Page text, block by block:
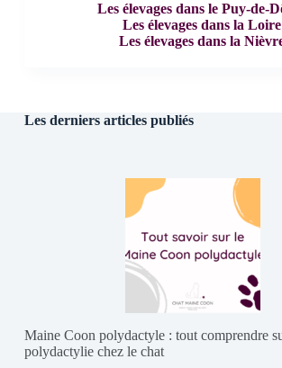
Les élevages dans le Puy-de-
Les élevages dans la Loire
Les élevages dans la
Les derniers articles publiés
Maine Coon polydactyle : tout comprendre
polydactylie chez le chat